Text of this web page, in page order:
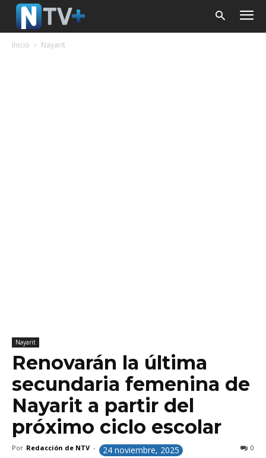
Inicio Nayarit
Nayarit
Renovarán la última
secundaria femenina de
Nayarit a partir del
próximo ciclo escolar
Por Redacción de NTV - 24 noviembre, 2025 0